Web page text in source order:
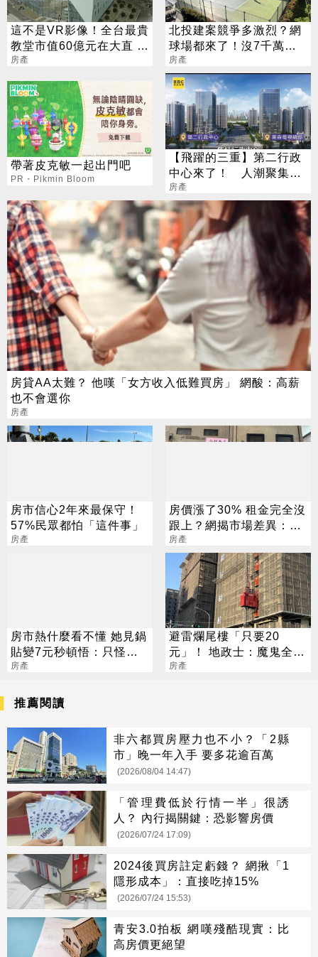
這不是VR影像！全台最貴
教堂市值60億元在大直 王
雪紅「隨喜」
房產
北投建案競爭多激烈？網
球場都來了！沒7千萬買
不到
房產
帶著皮克敏一起出門吧
PR・Pikmin Bloom
【飛躍的三重】第二行政
中心來了！ 人潮聚集效
應底定
房產
房貸AA太難？ 他嘆「女方收入低難買房」 網酸：高薪
也不會選你
房產
房市信心2年來最保守！
57%民眾都怕「這件事」
房產
房價漲了30% 租金完全沒
跟上？網揭市場差異：根
本悲劇
房產
房市熱什麼看不懂 她見鍋
貼變7元秒頓悟：只怪當
年沒眼光
房產
避雷爛尾樓「只要20
元」！ 地政士：魔鬼全在
這張紙
房產
推薦閱讀
非六都買房壓力也不小？「2縣
市」晚一年入手 要多花逾百萬
(2026/08/04 14:47)
「管理費低於行情一半」很誘
人？ 內行揭關鍵：恐影響房價
(2026/07/24 17:09)
2024後買房註定虧錢？ 網揪「1
隱形成本」：直接吃掉15%
(2026/07/24 15:53)
青安3.0拍板 網嘆殘酷現實：比
高房價更絕望